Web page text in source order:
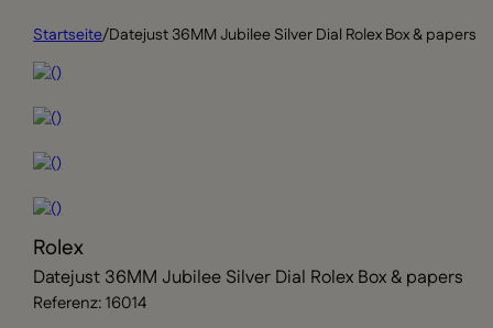
Startseite/Datejust 36MM Jubilee Silver Dial Rolex Box & papers
Rolex
Datejust 36MM Jubilee Silver Dial Rolex Box & papers
Referenz: 16014